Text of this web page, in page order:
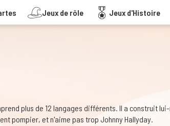
Jeux de rôle Jeux d'Histoire
plus de 12 langages différents. Il a construit
pompier, et n'aime pas trop Johnny Hallyday.